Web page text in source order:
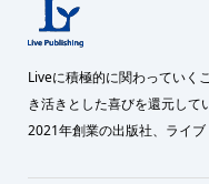
Liveに積極的に関わっていく
き活きとした喜びを還元して
2021年創業の出版社、ライブ